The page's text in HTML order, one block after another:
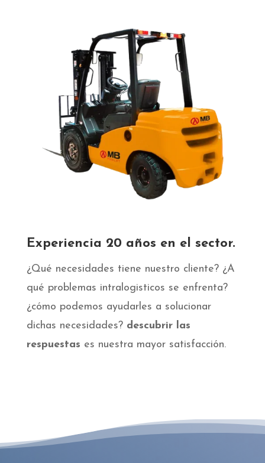
Experiencia 20 años en el sector.
¿Qué necesidades tiene nuestro cliente? ¿A
qué problemas intralogisticos se enfrenta?
¿cómo podemos ayudarles a solucionar
dichas necesidades? descubrir las
respuestas es nuestra mayor satisfacción.